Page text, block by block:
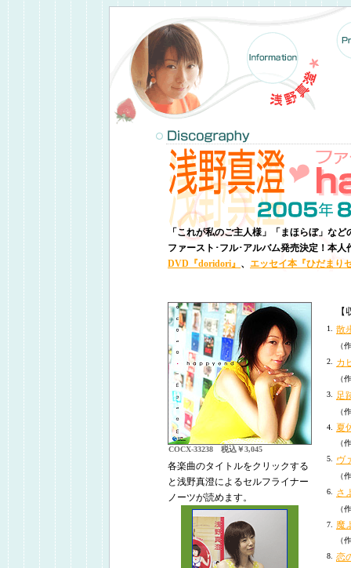
「これが私のご主人様」「まほらぼ」な
ファースト･フル･アルバム発売決定！本人
DVD『doridori』 、 エッセイ本『ひだまり
COCX-33238 税込￥3,045
各楽曲のタイトルをクリックする
と浅野真澄によるセルフライナー
ノーツが読めます。
1. 散
（
2.
カ
（
3.
足
（
4.
夏
（
5.
ヴ
（
6.
さ
（
7.
魔
（
8.
恋